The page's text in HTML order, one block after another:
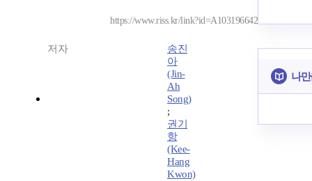
https://www.riss.kr/link?id=A103196642
저자
송진
아
(Jin-
Ah
Song)
;
권기
항
(Kee-
Hang
Kwon)
나